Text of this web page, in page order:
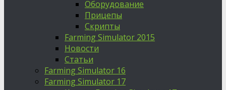
Оборудование
Прицепы
Скрипты
Farming Simulator 2015
Новости
Статьи
Farming Simulator 16
Farming Simulator 17